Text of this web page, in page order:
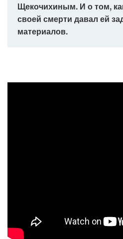
Щекочихиным. И о том,
своей смерти давал ей
материалов.